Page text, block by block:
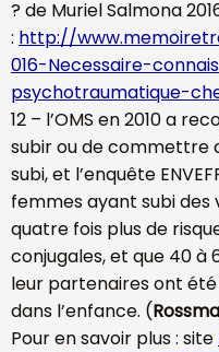
? de Muriel Salmona
: http://
016-Necessaire-
psychotraumatique-
12 – l’OMS en 2010 a
subir ou de commettre
subi, et l’enquête
femmes ayant subi des
quatre fois plus de
conjugales, et que 40 à
leur partenaires ont
dans l’enfance. (
Pour en savoir plus : site